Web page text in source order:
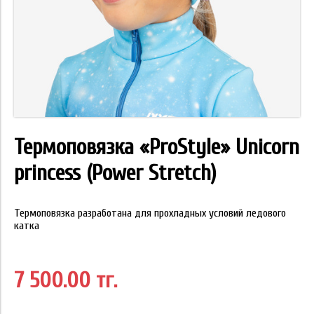
Термоповязка «ProStyle» Unicorn
princess (Power Stretch)
Термоповязка разработана для прохладных условий ледового
катка
7 500.00 тг.